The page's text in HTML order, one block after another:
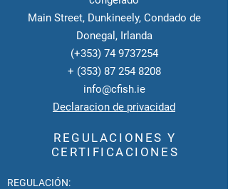
Main Street, Dunkineely, Condado de
Donegal, Irlanda
(+353) 74 9737254
+ (353) 87 254 8208
info@cfish.ie
Declaracion de privacidad
REGULACIONES Y
CERTIFICACIONES
REGULACIÓN: